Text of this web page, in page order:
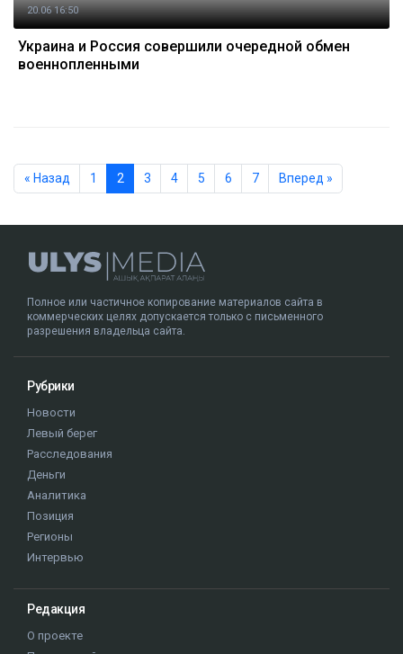
20.06 16:50
Украина и Россия совершили очередной обмен
военнопленными
« Назад 1 2 3 4 5 6 7 Вперед »
Полное или частичное копирование материалов сайта в
коммерческих целях допускается только с письменного
разрешения владельца сайта.
Рубрики
Новости
Левый берег
Расследования
Деньги
Аналитика
Позиция
Регионы
Интервью
Редакция
О проекте